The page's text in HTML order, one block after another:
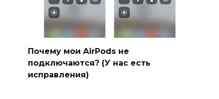
Почему мои AirPods не
подключаются? (У нас есть
исправления)